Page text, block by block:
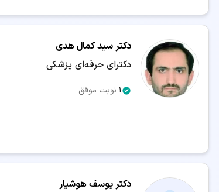
دکتر سید کمال هدی
دکترای حرفه‌ای پزشکی
1 نوبت موفق
دکتر یوسف هوشیار